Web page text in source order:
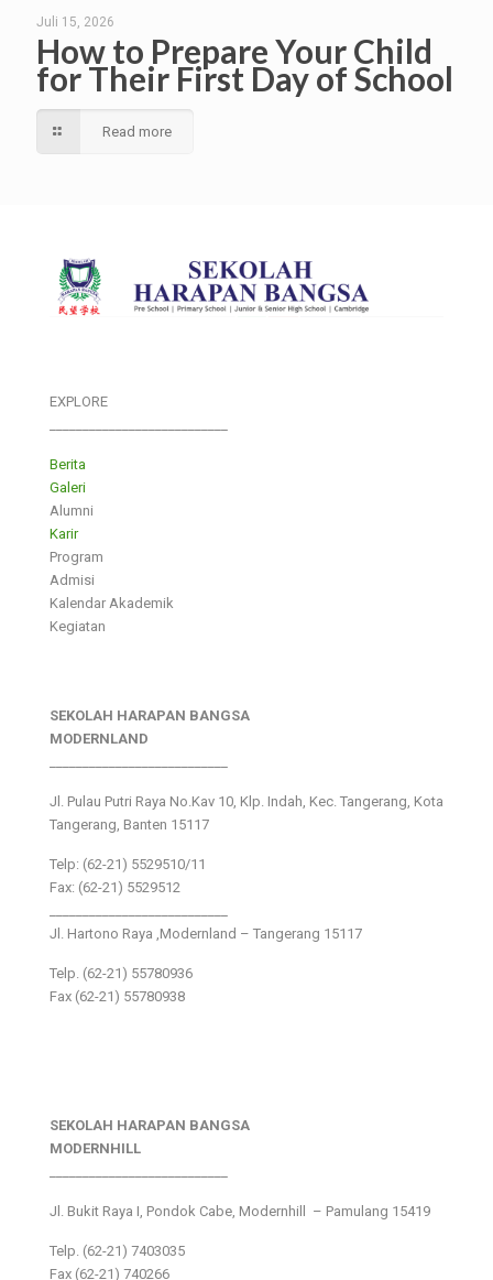
Juli 15, 2026
How to Prepare Your Child
for Their First Day of School
Read more
EXPLORE
Berita
Galeri
Alumni
Karir
Program
Admisi
Kalendar Akademik
Kegiatan
SEKOLAH HARAPAN BANGSA
MODERNLAND
Jl. Pulau Putri Raya No.Kav 10, Klp. Indah, Kec. Tangerang, Kota
Tangerang, Banten 15117
Telp: (62-21) 5529510/11
Fax: (62-21) 5529512
Jl. Hartono Raya ,Modernland – Tangerang 15117
Telp. (62-21) 55780936
Fax (62-21) 55780938
SEKOLAH HARAPAN BANGSA
MODERNHILL
Jl. Bukit Raya I, Pondok Cabe, Modernhill – Pamulang 15419
Telp. (62-21) 7403035
Fax (62-21) 740266